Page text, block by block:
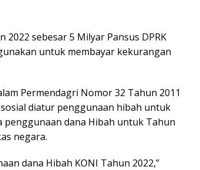
sebesar 5 Milyar Pansus DPRK
untuk membayar kekurangan
Permendagri Nomor 32 Tahun 2011
diatur penggunaan hibah untuk
dana Hibah untuk Tahun
negara.
dana Hibah KONI Tahun 2022,”